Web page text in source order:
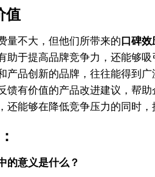
值
量不大，但他们所带来的口碑
助于提高品牌竞争力，还能够
产品创新的品牌，往往能得到
馈有价值的产品改进建议，帮
还能够在降低竞争压力的同时
的意义是什么？